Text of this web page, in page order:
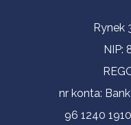
Informacje
Rynek
NIP:
nr konta:
96 1240